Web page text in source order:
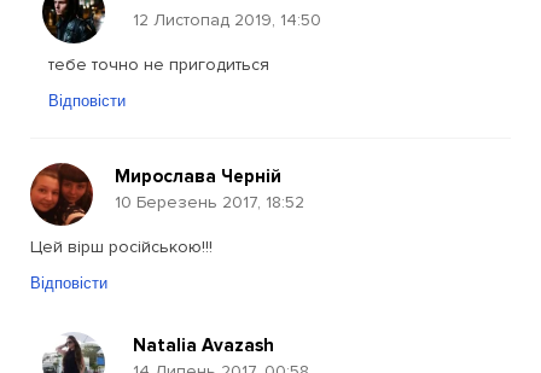
12 Листопад 2019, 14:50
тебе точно не пригодиться
Відповісти
Мирослава Черній
10 Березень 2017, 18:52
Цей вірш російською!!!
Відповісти
Natalia Avazash